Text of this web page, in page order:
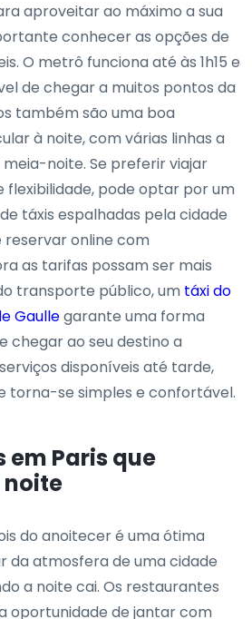
aproveitar ao máximo a sua
conhecer as opções de
O metrô funciona até às 1h15 e
de chegar a muitos pontos da
também são uma boa
à noite, com várias linhas a
noite. Se preferir viajar
pode optar por um
táxis espalhadas pela cidade
reservar online com
as tarifas possam ser mais
transporte público, um táxi do
Gaullegarante uma forma
chegar ao seu destino a
disponíveis até tarde,
torna-se simples e confortável.
em Paris que
do anoitecer é uma ótima
da atmosfera de uma cidade
a noite cai. Os restaurantes
oportunidade de jantar com